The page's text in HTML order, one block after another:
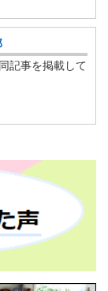
記事を掲載して